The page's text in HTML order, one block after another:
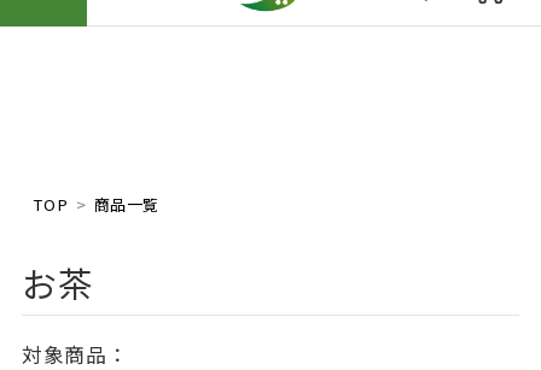
TOP 商品一覧
お茶
対象商品：